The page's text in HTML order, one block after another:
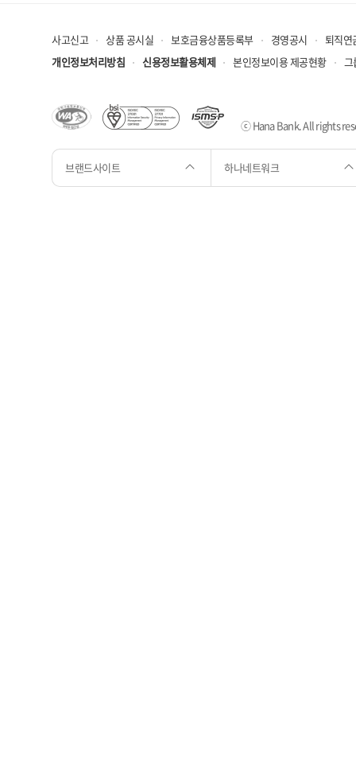
사고신고 상품 공시실 보호금융상품등록부 경영공시
퇴직연
개인정보처리방침
신용정보활용체제 본인정보이용 제공현황 그
ⓒ Hana Bank. All rights
브랜드사이트 하나네트워크